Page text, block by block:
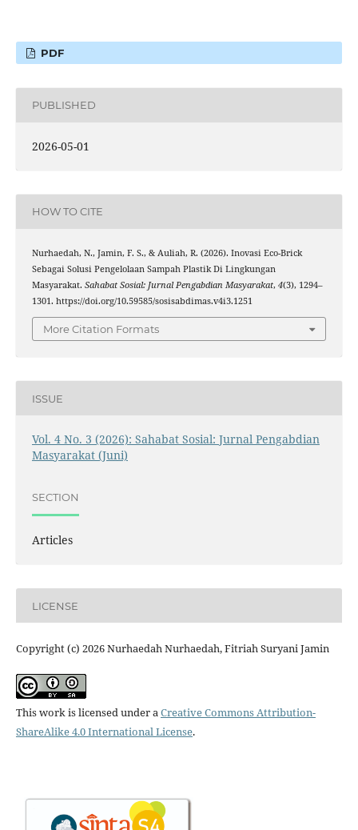
PDF
PUBLISHED
2026-05-01
HOW TO CITE
Nurhaedah, N., Jamin, F. S., & Auliah, R. (2026). Inovasi Eco-Brick
Sebagai Solusi Pengelolaan Sampah Plastik Di Lingkungan
Masyarakat. Sahabat Sosial: Jurnal Pengabdian Masyarakat, 4(3), 1294–
1301. https://doi.org/10.59585/sosisabdimas.v4i3.1251
More Citation Formats
ISSUE
Vol. 4 No. 3 (2026): Sahabat Sosial: Jurnal Pengabdian
Masyarakat (Juni)
SECTION
Articles
LICENSE
Copyright (c) 2026 Nurhaedah Nurhaedah, Fitriah Suryani Jamin
This work is licensed under aCreative Commons Attribution-
ShareAlike 4.0 International License.